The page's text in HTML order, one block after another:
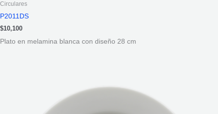
Circulares
P2011DS
$10,100
Plato en melamina blanca con diseño 28 cm